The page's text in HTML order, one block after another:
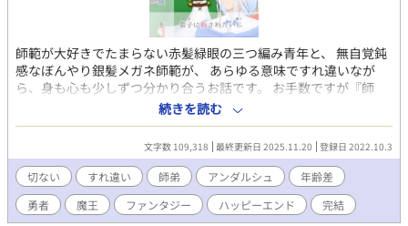
師範が大好きでたまらない赤髪緑眼の三つ編み青年と、 無自覚鈍
感なぼんやり銀髪メガネ師範が、 あらゆる意味ですれ違いなが
ら、身も心も少しずつ分かり合うお話です。 お手数ですが『師
範』は全て“せんせい”とお読みいただけると幸いです。 少年の成
長に喜んだり戸惑ったり寂しくなったりする大人が大好きで
す！！ そして、青年へと成長した元少年に翻弄されてしまう大人
もまた大好きです！！ 色々と面倒な師範ですが、ギリルと共に最
後までお付き合いいただけると嬉しいです♪♪ 【メインCP紹介】
ギリル(ギリルダンド) 18歳、188センチ。しっかり鍛えられた実
用的な筋肉による、細見え細マッチョ。燃えるような赤髪を後ろ
続きを読む
文字数 109,318 最終更新日 2025.11.20 登録日 2022.10.3
切ない すれ違い 師弟 アンダルシュ
年齢差
勇者
魔王 ファンタジー ハッピーエンド 完結